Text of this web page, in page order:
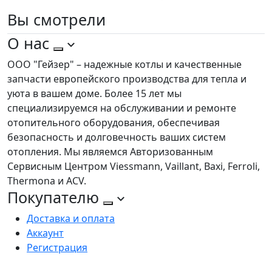
Вы смотрели
О нас
ООО "Гейзер" – надежные котлы и качественные
запчасти европейского производства для тепла и
уюта в вашем доме. Более 15 лет мы
специализируемся на обслуживании и ремонте
отопительного оборудования, обеспечивая
безопасность и долговечность ваших систем
отопления. Мы являемся Авторизованным
Сервисным Центром Viessmann, Vaillant, Baxi, Ferroli,
Thermona и ACV.
Покупателю
Доставка и оплата
Аккаунт
Регистрация